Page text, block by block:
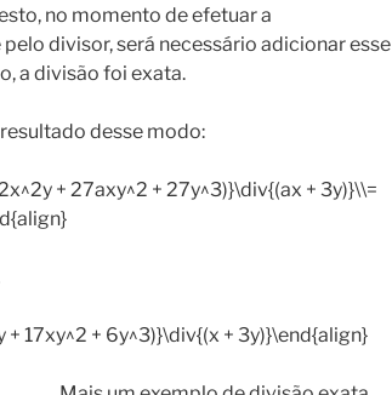
no momento de efetuar a
divisor, será necessário adicionar esse
a divisão foi exata.
desse modo:
+ 27axy^2 + 27y^3)}\div{(ax + 3y)}\\=
17xy^2 + 6y^3)}\div{(x + 3y)}\end{align}